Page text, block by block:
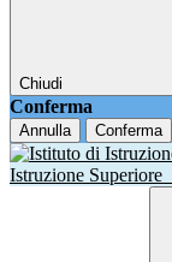
Chiudi
Conferma
Annulla Conferma
Istruzione Superiore